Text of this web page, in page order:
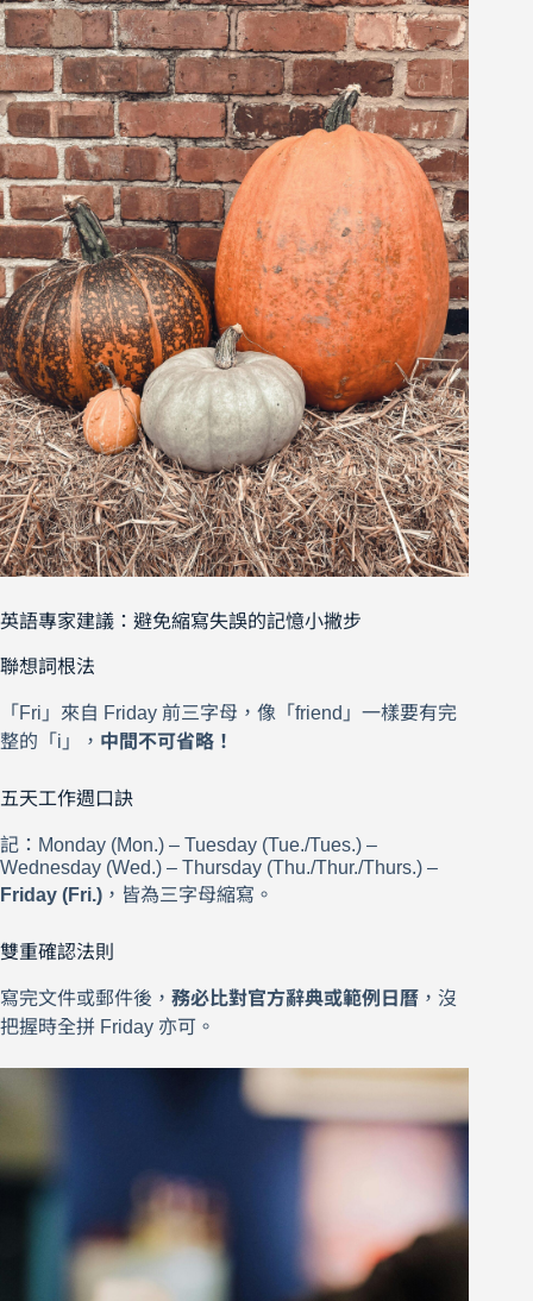
英語專家建議：避免縮寫失誤的記憶小撇步
聯想詞根法
「Fri」來自 Friday 前三字母，像「friend」一樣要有完
整的「i」， 中間不可省略！
五天工作週口訣
記：Monday (Mon.) – Tuesday (Tue./Tues.) –
Wednesday (Wed.) – Thursday (Thu./Thur./Thurs.) –
Friday (Fri.) ，皆為三字母縮寫。
雙重確認法則
寫完文件或郵件後， 務必比對官方辭典或範例日曆 ，沒
把握時全拼 Friday 亦可。